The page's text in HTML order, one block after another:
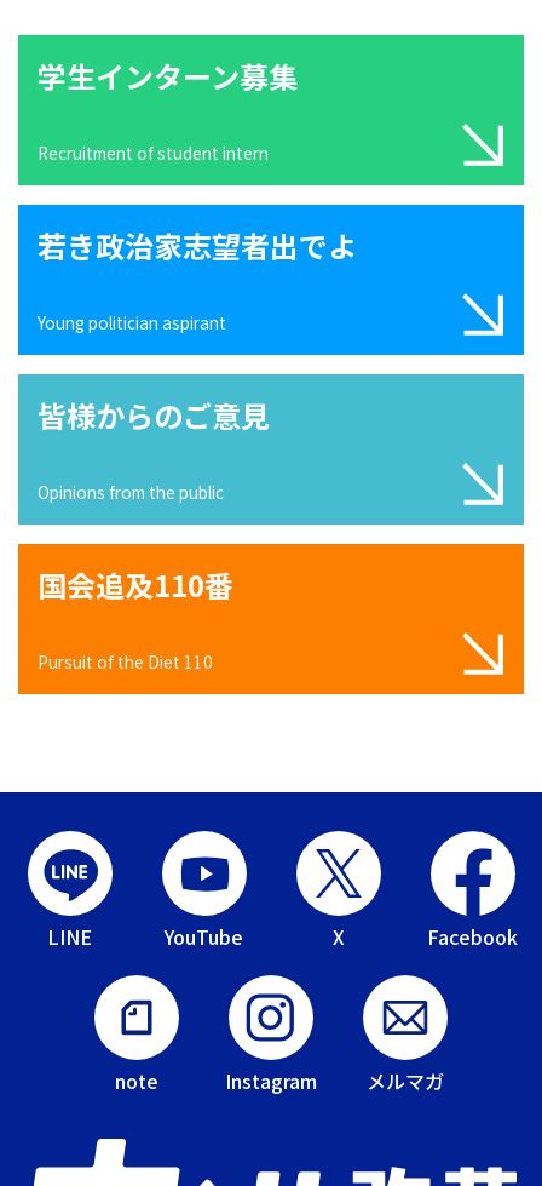
学生インターン募集
Recruitment of student intern
若き政治家志望者出でよ
Young politician aspirant
皆様からのご意見
Opinions from the public
国会追及110番
Pursuit of the Diet 110
LINE YouTube X Facebook
note Instagram メルマガ